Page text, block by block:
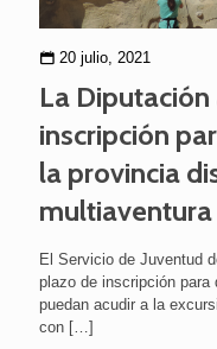
20 julio, 2021
La
inscripción
la provincia
multiaventura
El Servicio de Juventud
plazo de inscripción para
puedan acudir a la
con […]